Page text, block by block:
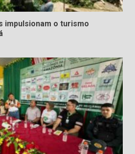
impulsionam o turismo